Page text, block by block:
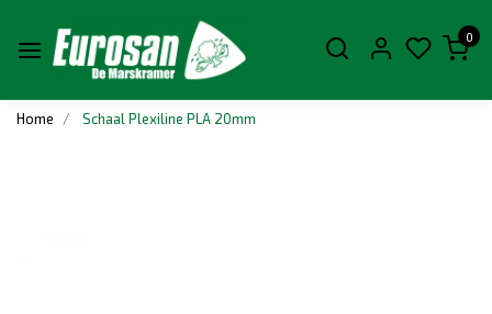
0
Home Schaal Plexiline PLA 20mm